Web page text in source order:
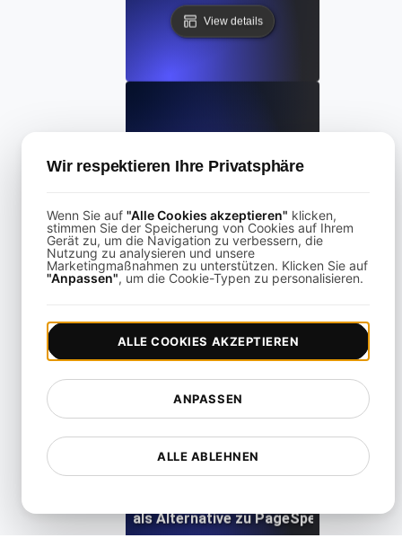
View details
Lighthouse Alternative
LoadFocus als Alternative zu PageSpeed Insights
Wir respektieren Ihre Privatsphäre
Wenn Sie auf "Alle Cookies akzeptieren" klicken,
stimmen Sie der Speicherung von Cookies auf Ihrem
Gerät zu, um die Navigation zu verbessern, die
Nutzung zu analysieren und unsere
Marketingmaßnahmen zu unterstützen. Klicken Sie auf
"Anpassen", um die Cookie-Typen zu personalisieren.
ALLE ABLEHNEN
ANPASSEN
ALLE COOKIES AKZEPTIEREN